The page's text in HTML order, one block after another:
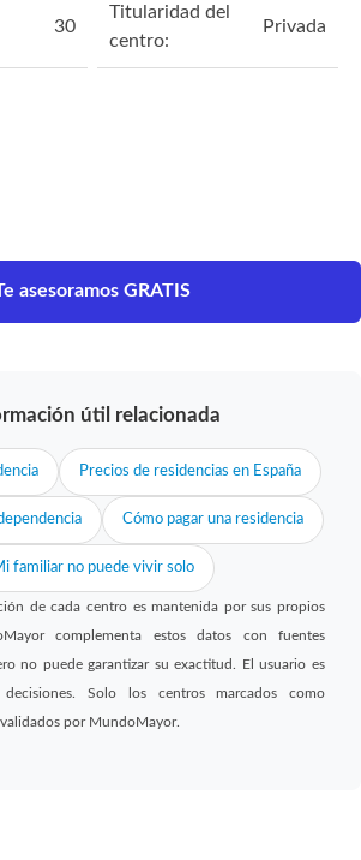
30
Titularidad del
centro:
Privada
asesoramos GRATIS
útil relacionada
Precios de residencias en España
Cómo pagar una residencia
familiar no puede vivir solo
de cada centro es mantenida por sus propios
complementa estos datos con fuentes
no puede garantizar su exactitud. El usuario es
Solo los centros marcados como
por MundoMayor.